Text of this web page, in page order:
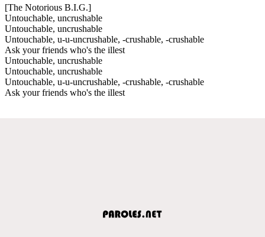
[The Notorious B.I.G.]
Untouchable, uncrushable
Untouchable, uncrushable
Untouchable, u-u-uncrushable, -crushable, -crushable
Ask your friends who's the illest
Untouchable, uncrushable
Untouchable, uncrushable
Untouchable, u-u-uncrushable, -crushable, -crushable
Ask your friends who's the illest